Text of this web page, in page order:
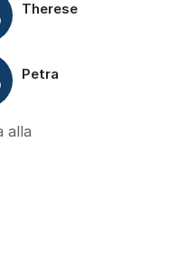
för inlägg/kommentar
Therese
Petra
alla